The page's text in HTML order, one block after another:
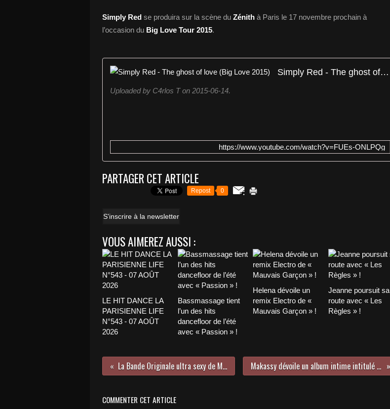
Simply Red se produira sur la scène du Zénith à Paris le 17 novembre prochain à
l’occasion du Big Love Tour 2015.
Simply Red - The ghost of love (Big Love 2015)
Uploaded by C4rlos T on 2015-06-14.
https://www.youtube.com/watch?v=FUEs-ONLPQg
PARTAGER CET ARTICLE
Repost 0
S'inscrire à la newsletter
VOUS AIMEREZ AUSSI :
LE HIT DANCE LA
PARISIENNE LIFE
N°543 - 07 AOÛT
2026
Bassmassage tient
l’un des hits
dancefloor de l’été
avec « Passion » !
Helena dévoile un
remix Electro de «
Mauvais Garçon » !
Jeanne poursuit sa
route avec « Les
Règles » !
La Bande Originale ultra sexy de Magic Mike XXL ! Makassy dévoile un album intime intitulé Tant Qu’on respire
COMMENTER CET ARTICLE